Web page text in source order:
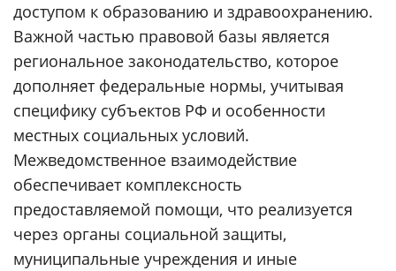
доступом к образованию и здравоохранению.
Важной частью правовой базы является
региональное законодательство, которое
дополняет федеральные нормы, учитывая
специфику субъектов РФ и особенности
местных социальных условий.
Межведомственное взаимодействие
обеспечивает комплексность
предоставляемой помощи, что реализуется
через органы социальной защиты,
муниципальные учреждения и иные